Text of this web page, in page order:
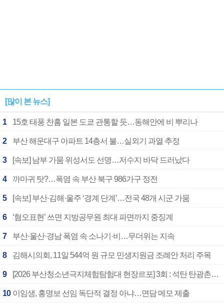
[많이 본 뉴스]
1 15호 태풍 찬홈 일본 도쿄 관통할 듯…동해안에 비 뿌리나
2 부산 해운대구 아파트 14층서 불…실외기 과열 추정
3 [속보] 남부 가뭄 위성서도 선명…저수지 바닥 드러났다
4 까마귀 탓?…폭염 속 부산 북구 986가구 정전
5 [속보] 부산·김해·울주 ‘경계 단계’…전국 48개 시군 가뭄
6 ‘혐오표현’ 쓰면 지방공무원 최대 파면까지 중징계
7 부산·울산·경남 폭염 속 소나기·비…무더위는 지속
8 김해시의회, 11일 544억 원 규모 민생지원금 조례안 처리 주목
9 [2026 부산청소년극지체험탐험대 현장르포] 3회 : 석탄 탄광촌에서 북극 연구의 중심지로
10 이임생, 홍명보 선임 독단적 결정 아냐…면담 메모 제출